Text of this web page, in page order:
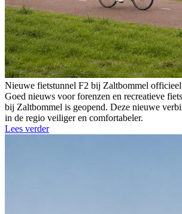
Nieuwe fietstunnel F2 bij Zaltbommel officieel
Goed nieuws voor forenzen en recreatieve
bij Zaltbommel is geopend. Deze nieuwe
in de regio veiliger en comfortabeler.
Lees verder